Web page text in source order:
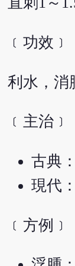
﹝功效﹞
利水，消
﹝主治﹞
古典
現代
﹝方例﹞